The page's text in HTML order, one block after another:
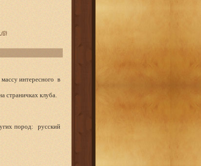
(0)
интересного в
страничках клуба.
пород: русский